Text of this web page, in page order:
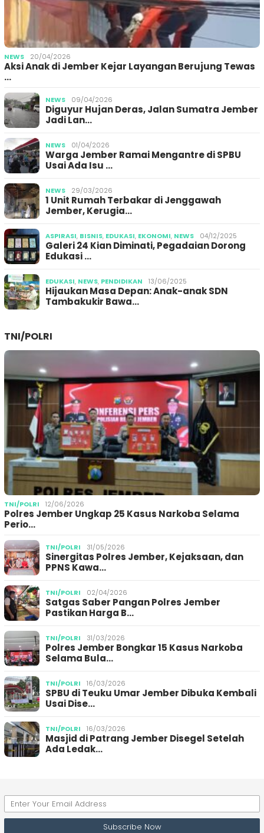
NEWS 20/04/2026
Aksi Anak di Jember Kejar Layangan Berujung Tewas
…
NEWS 09/04/2026
Diguyur Hujan Deras, Jalan Sumatra Jember
Jadi Lan…
NEWS 01/04/2026
Warga Jember Ramai Mengantre di SPBU
Usai Ada Isu …
NEWS 29/03/2026
1 Unit Rumah Terbakar di Jenggawah
Jember, Kerugia…
ASPIRASI, BISNIS, EDUKASI, EKONOMI, NEWS 04/12/2025
Galeri 24 Kian Diminati, Pegadaian Dorong
Edukasi …
EDUKASI, NEWS, PENDIDIKAN 13/06/2025
Hijaukan Masa Depan: Anak-anak SDN
Tambakukir Bawa…
TNI/POLRI
TNI/POLRI 12/06/2026
Polres Jember Ungkap 25 Kasus Narkoba Selama
Perio…
TNI/POLRI 31/05/2026
Sinergitas Polres Jember, Kejaksaan, dan
PPNS Kawa…
TNI/POLRI 02/04/2026
Satgas Saber Pangan Polres Jember
Pastikan Harga B…
TNI/POLRI 31/03/2026
Polres Jember Bongkar 15 Kasus Narkoba
Selama Bula…
TNI/POLRI 16/03/2026
SPBU di Teuku Umar Jember Dibuka Kembali
Usai Dise…
TNI/POLRI 16/03/2026
Masjid di Patrang Jember Disegel Setelah
Ada Ledak…